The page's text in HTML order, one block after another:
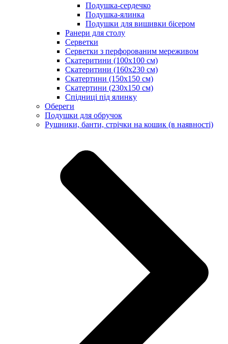
Подушка-сердечко
Подушка-ялинка
Подушки для вишивки бісером
Ранери для столу
Серветки
Серветки з перфорованим мереживом
Скатеритини (100х100 см)
Скатеритини (160х230 см)
Скатертини (150х150 см)
Скатертини (230х150 см)
Спідниці під ялинку
Обереги
Подушки для обручок
Рушники, банти, стрічки на кошик (в наявності)